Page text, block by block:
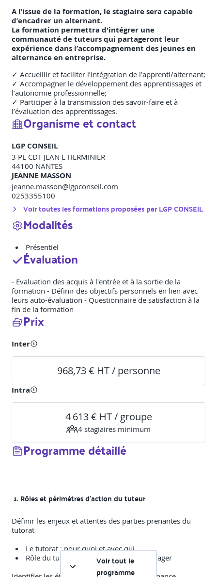
A l’issue de la formation, le stagiaire sera capable
d’encadrer un alternant.
La formation permettra d'intégrer une
communauté de tuteurs qui partageront leur
expérience dans l’accompagnement des jeunes en
alternance en entreprise.
✓ Accueillir et faciliter l’intégration de l’apprenti/alternant;
✓ Accompagner le développement des apprentissages et
l’autonomie professionnelle;
✓ Participer à la transmission des savoir-faire et à
l’évaluation des apprentissages.
Organisme et contact
LGP CONSEIL
3 PL CDT JEAN L HERMINIER
44100 NANTES
JEANNE MASSON
jeanne.masson@lgpconseil.com
0253355100
Voir toutes les formations proposées parLGP CONSEIL
Modalités
Présentiel
Évaluation
- Evaluation des acquis à l'entrée et à la sortie de la
formation - Définir des objectifs personnels en lien avec
leurs auto-évaluation - Questionnaire de satisfaction à la
fin de la formation
Prix
Inter
968,73 € HT / personne
Intra
4 613 € HT / groupe
4 stagiaires minimum
Programme détaillé
1. Rôles et périmètres d’action du tuteur
Définir les enjeux et attentes des parties prenantes du
tutorat
Le tutorat : pour quoi et avec qui
Rôle du tuteur ; différences avec le manager
Voir tout le
programme